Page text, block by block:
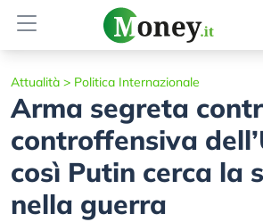
Attualità > Politica Internazionale
Arma segreta
controffensiva
così Putin cerca la
nella guerra